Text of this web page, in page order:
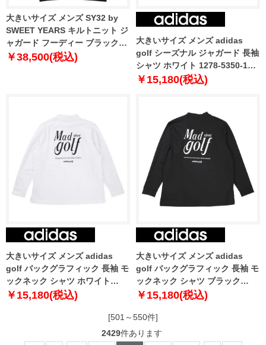
大きいサイズ メンズ SY32 by
SWEET YEARS キルトニット ジ
ャガード フーディー ブラック
1278-5608-2 3L 4L 5L 6L
￥38,500(税込)
大きいサイズ メンズ adidas
golf シーズナル ジャガード 長袖
シャツ ホワイト 1278-5350-1
3XL 4XL 5XL
￥15,180(税込)
大きいサイズ メンズ adidas
golf バックグラフィック 長袖 モ
ックネック シャツ ホワイト
1278-5351-1 3XL 4XL 5XL
￥15,180(税込)
大きいサイズ メンズ adidas
golf バックグラフィック 長袖 モ
ックネック シャツ ブラック
1278-5351-2 3XL 4XL 5XL
￥15,180(税込)
[501～550件]
2429件あります